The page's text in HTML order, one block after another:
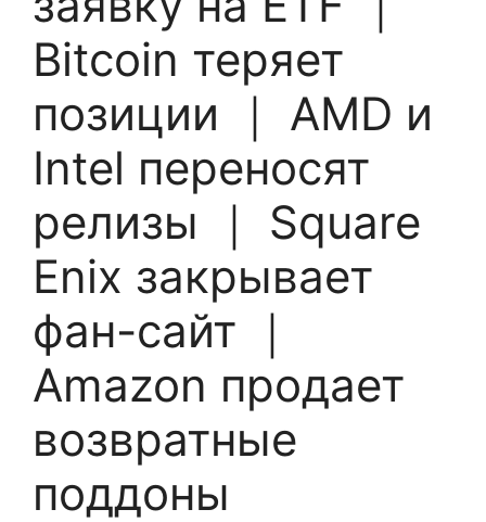
Bitcoin теряет
позиции ｜ AMD и
Intel переносят
релизы ｜ Square
Enix закрывает
фан-сайт ｜
Amazon продает
возвратные
поддоны